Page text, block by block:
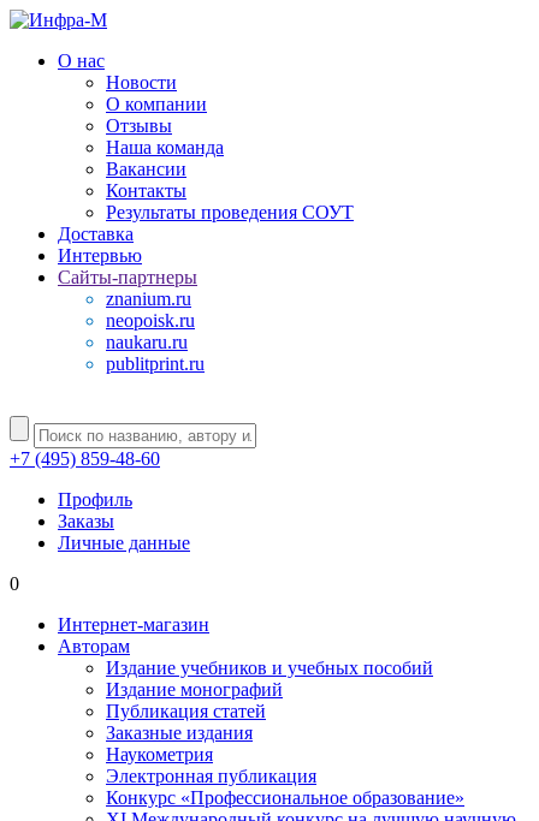
О нас
Новости
О компании
Отзывы
Наша команда
Вакансии
Контакты
Результаты проведения СОУТ
Доставка
Интервью
Сайты-партнеры
znanium.ru
neopoisk.ru
naukaru.ru
publitprint.ru
+7 (495) 859-48-60
Профиль
Заказы
Личные данные
0
Интернет-магазин
Авторам
Издание учебников и учебных пособий
Издание монографий
Публикация статей
Заказные издания
Наукометрия
Электронная публикация
Конкурс «Профессиональное образование»